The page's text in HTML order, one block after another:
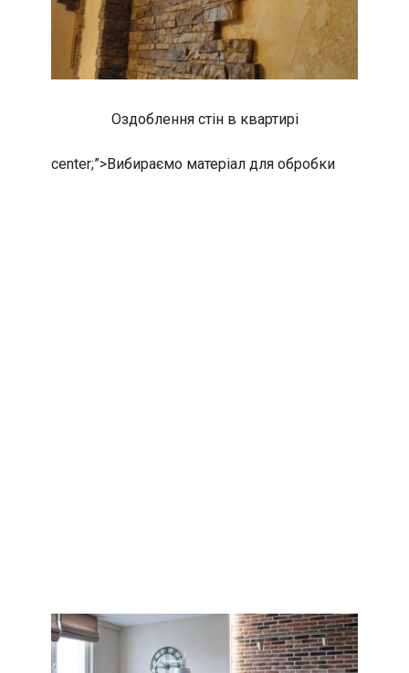
Оздоблення стін в квартирі
center;”>Вибираємо матеріал для обробки